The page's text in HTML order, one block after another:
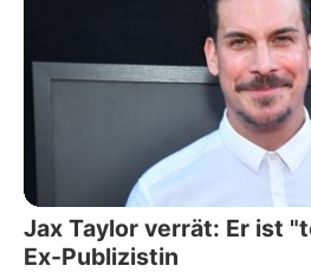
Jax Taylor verrät: Er ist
Ex-Publizistin